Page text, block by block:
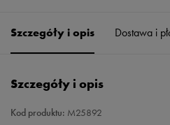
Szczegóły i opis Dostawa i
Szczegóły i opis
Kod produktu: M25892